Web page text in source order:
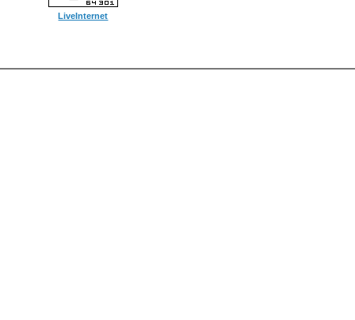
LiveInternet